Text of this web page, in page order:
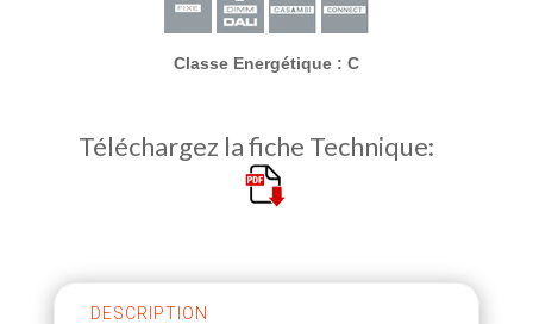
Classe Energétique : C
Téléchargez la fiche Technique:
DESCRIPTION